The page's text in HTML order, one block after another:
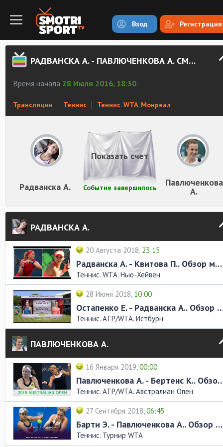
Вход Регистрация
РАДВАНСКА А. - ПАВЛЮЧЕНКОВА А. СМОТРЕТЬ ОНЛАЙН
Время начала 28 Июля 2016, 18:30
Трансляции Теннис Теннис. WTA. Монреал
Радванска А. Павлюченкова
А.
Событие завершилось
Показать счет
РАДВАНСКА А.
20 Августа 2018, 23:15
Радванска А. - Квитова П.. Обзор матча
Теннис. WTA. Нью-Хейвен
28 Июня 2018, 10:00
Остапенко Е. -
Теннис. ATP/WTA. Истбурн
ПАВЛЮЧЕНКОВА А.
16 Января 2019,00:00
Павлюченкова А. -
Теннис. ATP/WTA. Австралиан Опен
27 Сентября 2018,06:45
Барти Э. - Павлюченкова А.. Обзор матча
Теннис. Турнир WTA